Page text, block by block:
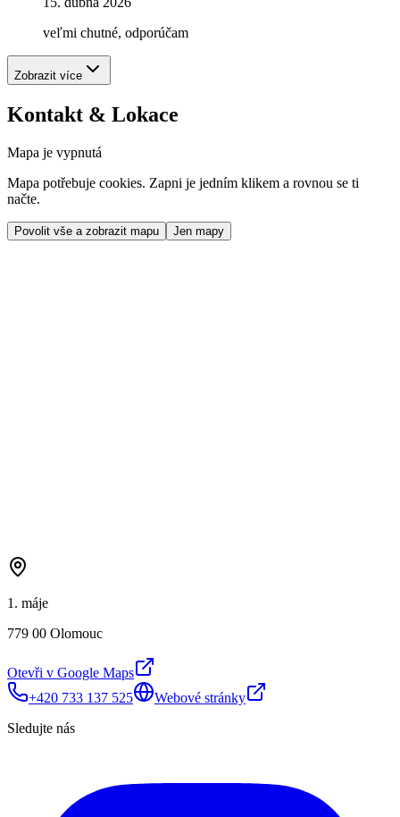
veľmi chutné, odporúčam
Zobrazit více
Kontakt & Lokace
Mapa je vypnutá
Mapa potřebuje cookies. Zapni je jedním klikem a rovnou se ti
načte.
Povolit vše a zobrazit mapu Jen mapy
1. máje
779 00 Olomouc
Otevři v Google Maps
+420 733 137 525
Webové stránky
Sledujte nás